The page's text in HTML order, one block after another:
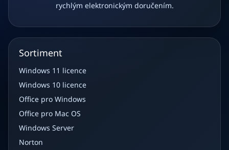
rychlým elektronickým doručením.
Sortiment
Windows 11 licence
Windows 10 licence
Office pro Windows
Office pro Mac OS
Windows Server
Norton